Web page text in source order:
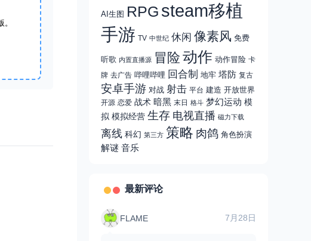
AI生图 RPG steam移植
手游 TV 中世纪 休闲 像素风 免费
听歌 内置直播源 冒险 动作 动作冒险 卡
牌 去广告 哔哩哔哩 回合制 地牢 塔防 复古
安卓手游 对战 射击 平台 建造 开放世界
开源 恋爱 战术 暗黑 末日 格斗 梦幻运动 模
拟 模拟经营 生存 电视直播 磁力下载
离线 科幻 第三方 策略 肉鸽 角色扮演
解谜 音乐
最新评论
FLAME 7月28日